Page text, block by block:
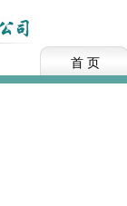
首 页